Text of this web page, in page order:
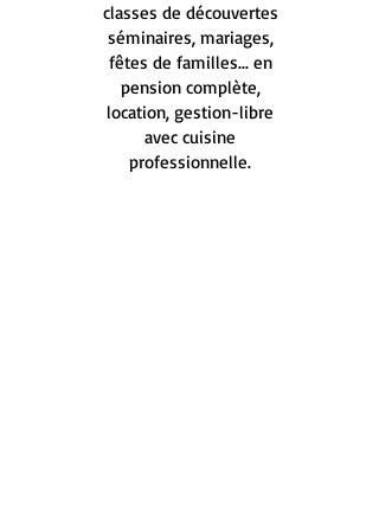
classes de découvertes
séminaires, mariages,
fêtes de familles... en
pension complète,
location, gestion-libre
avec cuisine
professionnelle.